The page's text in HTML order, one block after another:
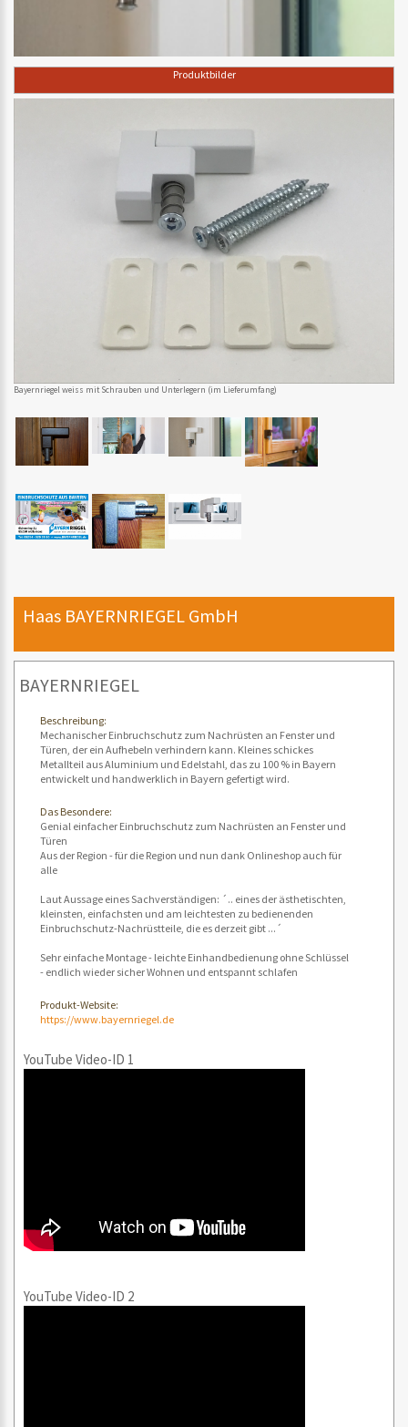
Produktbilder
Bayernriegel weiss mit Schrauben und Unterlegern (im Lieferumfang)
Haas BAYERNRIEGEL GmbH
BAYERNRIEGEL
Beschreibung:
Mechanischer Einbruchschutz zum Nachrüsten an Fenster und
Türen, der ein Aufhebeln verhindern kann. Kleines schickes
Metallteil aus Aluminium und Edelstahl, das zu 100 % in Bayern
entwickelt und handwerklich in Bayern gefertigt wird.
Das Besondere:
Genial einfacher Einbruchschutz zum Nachrüsten an Fenster und
Türen
Aus der Region - für die Region und nun dank Onlineshop auch für
alle
Laut Aussage eines Sachverständigen: ´.. eines der ästhetischten,
kleinsten, einfachsten und am leichtesten zu bedienenden
Einbruchschutz-Nachrüstteile, die es derzeit gibt ...´
Sehr einfache Montage - leichte Einhandbedienung ohne Schlüssel
- endlich wieder sicher Wohnen und entspannt schlafen
Produkt-Website:
https://www.bayernriegel.de
YouTube Video-ID 1
YouTube Video-ID 2